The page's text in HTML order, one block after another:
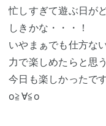
忙しすぎて遊ぶ日が
しきかな・・・！
いやまぁでも仕方な
力で楽しめたらと思う
今日も楽しかったで
o≧∀≦o